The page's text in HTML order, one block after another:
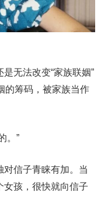
无法改变“家族联姻”
的筹码，被家族当作
。”
对信子青睐有加。当
女孩，很快就向信子